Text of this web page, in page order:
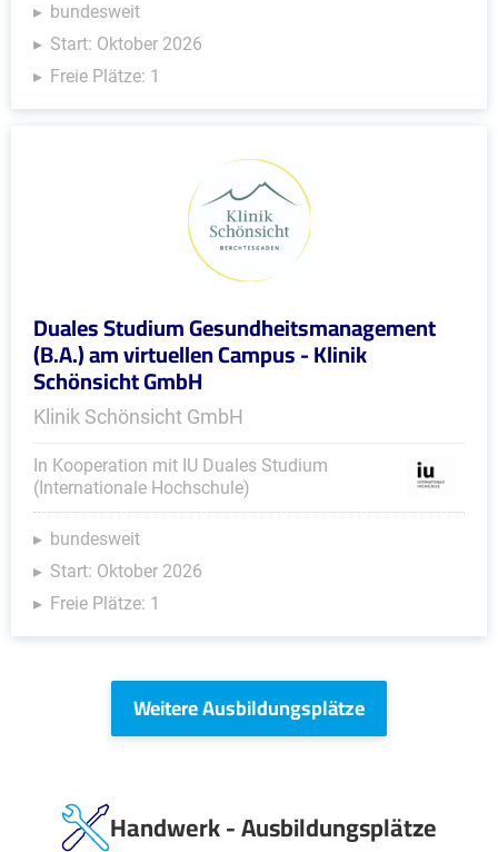
bundesweit
Start: Oktober 2026
Freie Plätze: 1
Duales Studium Gesundheitsmanagement
(B.A.) am virtuellen Campus - Klinik
Schönsicht GmbH
Klinik Schönsicht GmbH
In Kooperation mit IU Duales Studium
(Internationale Hochschule)
bundesweit
Start: Oktober 2026
Freie Plätze: 1
Weitere Ausbildungsplätze
Handwerk - Ausbildungsplätze